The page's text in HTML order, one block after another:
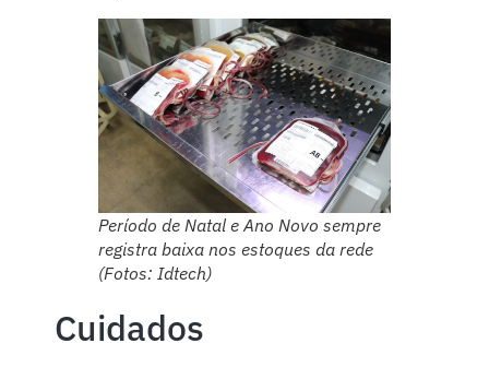
Período de Natal e Ano Novo sempre
registra baixa nos estoques da rede
(Fotos: Idtech)
Cuidados